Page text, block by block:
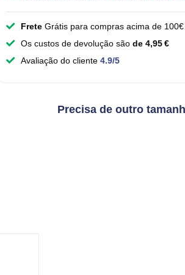
FreteGrátis para compras acima de
Os custos de devolução são de 4,95 €
Avaliação do cliente 4.9/5
Precisa de outro